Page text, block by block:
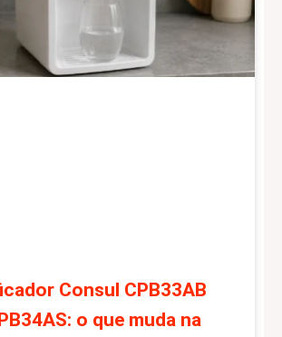
Consul CPB33AB
o que muda na